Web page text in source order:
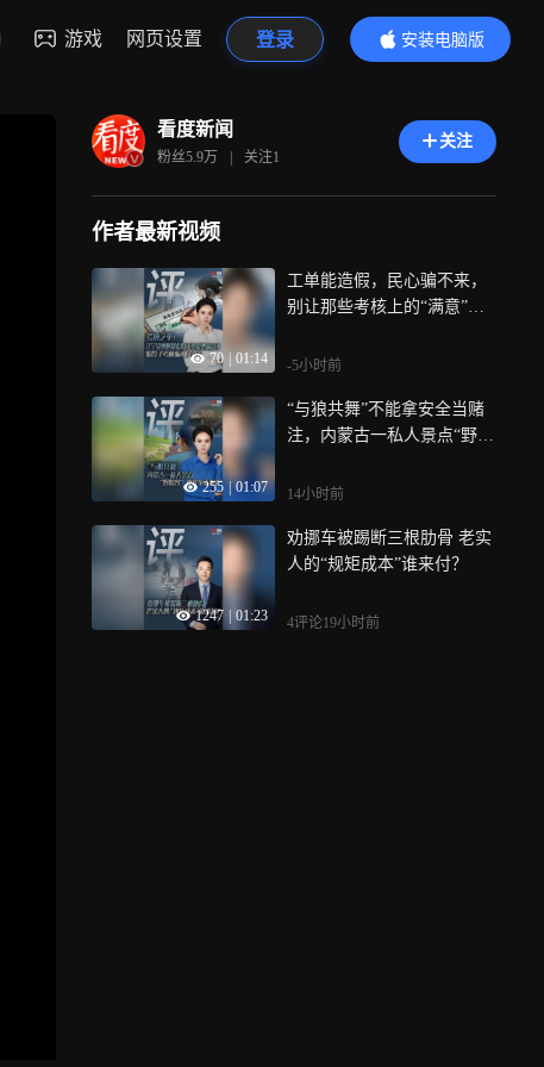
游戏 网页设置 登录
安装电脑版
内容更精彩
看度新闻
粉丝5.9万 | 关注1
关注
作者最新视频
70 01:14
工单能造假，民心骗不来，
别让那些考核上的“满意”，
-5小时前
255 | 01:07
“与狼共舞”不能拿安全当赌
注，内蒙古一私人景点“野狼
14小时前
1247 01:23
劝挪车被踢断三根肋骨 老实
人的“规矩成本”谁来付？
4评论19小时前